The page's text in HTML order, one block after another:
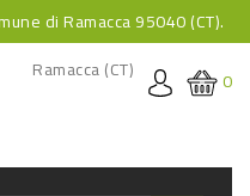
di Ramacca 95040 (CT).
0
Ramacca (CT)